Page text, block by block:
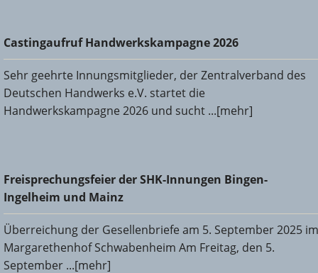
Castingaufruf Handwerkskampagne 2026
Castingaufruf Handwerkskampagne 2026
Sehr geehrte Innungsmitglieder, der Zentralverband des
Deutschen Handwerks e.V. startet die
Handwerkskampagne 2026 und sucht ...[mehr]
Freisprechungsfeier der SHK-Innungen Bingen-Ingelheim
und Mainz
Freisprechungsfeier der SHK-Innungen Bingen-
Ingelheim und Mainz
Überreichung der Gesellenbriefe am 5. September 2025 im
Margarethenhof Schwabenheim Am Freitag, den 5.
September ...[mehr]